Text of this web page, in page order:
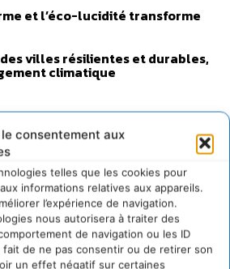
le consentement aux
telles que les cookies pour
informations relatives aux appareils.
l’expérience de navigation.
nous autorisera à traiter des
de navigation ou les ID
de ne pas consentir ou de retirer son
un effet négatif sur certaines
et l’éco-lucidité transforme
villes résilientes et durables,
climatique